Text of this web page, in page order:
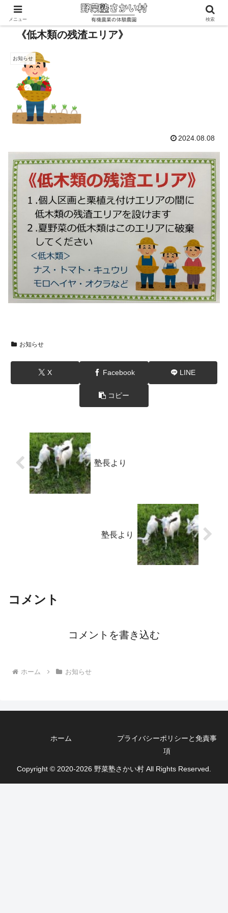
《低木類の残渣エリア》
お知らせ
2024.08.08
お知らせ
X Facebook LINE
コピー
塾長より
塾長より
コメント
コメントを書き込む
ホーム お知らせ
ホーム
プライバシーポリシーと免責事
項
Copyright © 2020-2026 野菜塾さかい村 All Rights Reserved.
メニュー 検索